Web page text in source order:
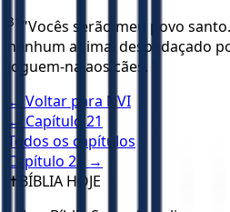
31
"Vocês serão meu povo
nenhum animal despedaçado
joguem-na aos cães. "
← Voltar para NVI
← Capítulo 21
Todos os capítulos
Capítulo 23
→
✝️ BÍBLIA HOJE